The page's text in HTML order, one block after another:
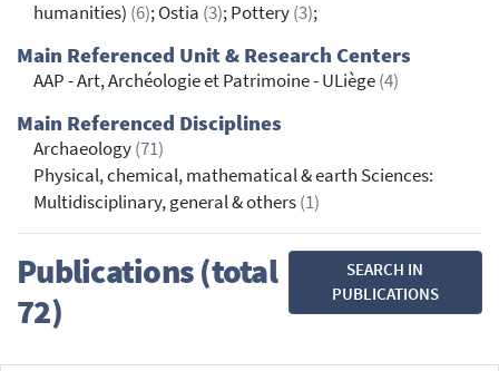
humanities) (6); Ostia (3); Pottery(3);
Main Referenced Unit & Research Centers
AAP - Art, Archéologie et Patrimoine - ULiège(4)
Main Referenced Disciplines
Archaeology(71)
Physical, chemical, mathematical & earth Sciences:
Multidisciplinary, general & others(1)
Publications (total
72)
SEARCH IN
PUBLICATIONS